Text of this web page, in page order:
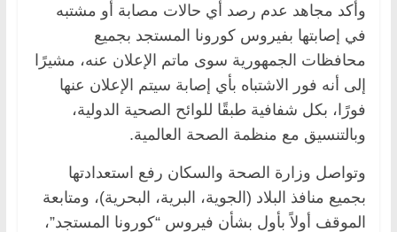
وأكد مجاهد عدم رصد أي حالات مصابة أو مشتبه
في إصابتها بفيروس كورونا المستجد بجميع
محافظات الجمهورية سوى ماتم الإعلان عنه، مشيرًا
إلى أنه فور الاشتباه بأي إصابة سيتم الإعلان عنها
فورًا، بكل شفافية طبقًا للوائح الصحية الدولية،
وبالتنسيق مع منظمة الصحة العالمية.
وتواصل وزارة الصحة والسكان رفع استعدادتها
بجميع منافذ البلاد (الجوية، البرية، البحرية)، ومتابعة
الموقف أولاً بأول بشأن فيروس “كورونا المستجد”،